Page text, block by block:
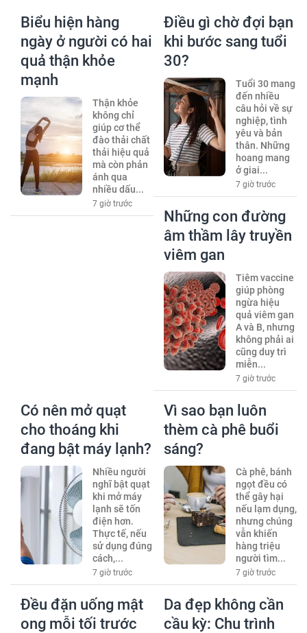
Biểu hiện hàng
ngày ở người có hai
quả thận khỏe
mạnh
Thận khỏe
không chỉ
giúp cơ thể
đào thải chất
thải hiệu quả
mà còn phản
ánh qua
nhiều dấu...
7 giờ trước
Điều gì chờ đợi bạn
khi bước sang tuổi
30?
Tuổi 30 mang
đến nhiều
câu hỏi về sự
nghiệp, tình
yêu và bản
thân. Những
hoang mang
ở giai...
7 giờ trước
Những con đường
âm thầm lây truyền
viêm gan
Tiêm vaccine
giúp phòng
ngừa hiệu
quả viêm gan
A và B, nhưng
không phải ai
cũng duy trì
miễn...
7 giờ trước
Có nên mở quạt
cho thoáng khi
đang bật máy lạnh?
Nhiều người
nghĩ bật quạt
khi mở máy
lạnh sẽ tốn
điện hơn.
Thực tế, nếu
sử dụng đúng
cách,...
7 giờ trước
Vì sao bạn luôn
thèm cà phê buổi
sáng?
Cà phê, bánh
ngọt đều có
thể gây hại
nếu lạm dụng,
nhưng chúng
vẫn khiến
hàng triệu
người tìm...
7 giờ trước
Đều đặn uống mật
ong mỗi tối trước
Da đẹp không cần
cầu kỳ: Chu trình